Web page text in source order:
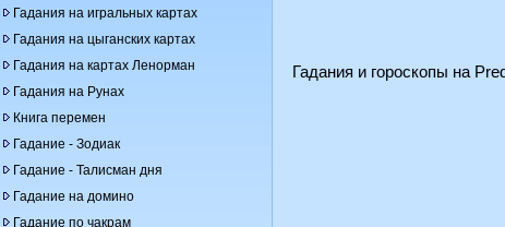
Гадания на игральных картах
Гадания на цыганских картах
Гадания на картах Ленорман
Гадания на Рунах
Книга перемен
Гадание - Зодиак
Гадание - Талисман дня
Гадание на домино
Гадание по чакрам
Гадания и гороскопы на